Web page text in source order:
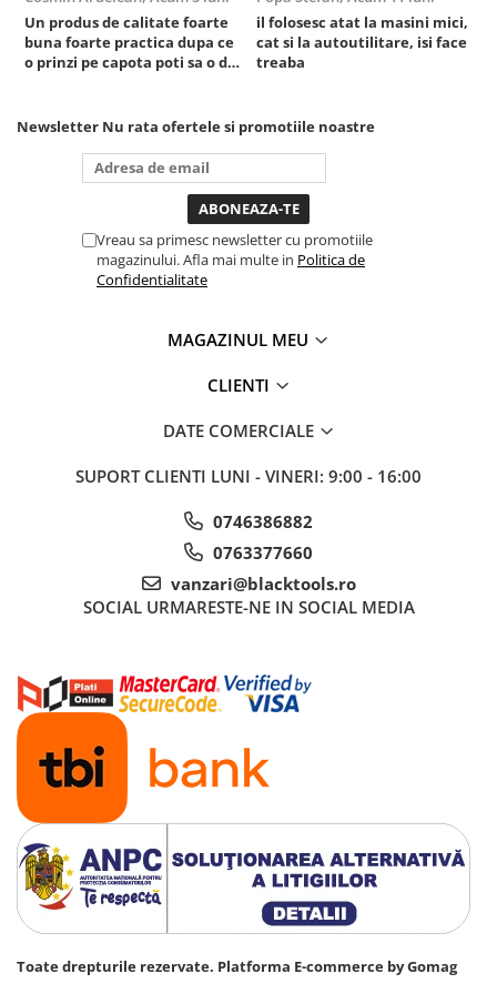
Sistem Vibro-Power
Sisteme de ridicare si sustinere
Cricuri Hidraulice
Surubelnite Si Biti
Truse de biti
Vulcanizare
Masini de dejantat roti
Truse de scule si accesorii
Truse si acesorii de impact
Accesorii de impact 3/4
Truse de adaptoare
Truse de biti de impact
Tubulare de impact 1"
Tubulare de impact 1/2
Tubulare de impact 3/4
Tubulare 1/2
Tubulare 1/2 bihexagonale
Tubulare 1/2 hexagonale
Un produs de calitate foarte
buna foarte practica dupa ce
o prinzi pe capota poti sa o dai
puternica si de la baterie care
tine destul de mult dar daca o
bagi la priza nu mai ai treaba
toata ziua ,ce...
il folosesc atat la masini mici,
cat si la autoutilitare, isi face
treaba
Newsletter Nu rata ofertele si promotiile noastre
Vreau sa primesc newsletter cu promotiile
magazinului. Afla mai multe in Politica de
Confidentialitate
MAGAZINUL MEU
CLIENTI
DATE COMERCIALE
SUPORT CLIENTI LUNI - VINERI: 9:00 - 16:00
0746386882
0763377660
vanzari@blacktools.ro
SOCIAL URMARESTE-NE IN SOCIAL MEDIA
Toate drepturile rezervate. Platforma E-commerce by Gomag